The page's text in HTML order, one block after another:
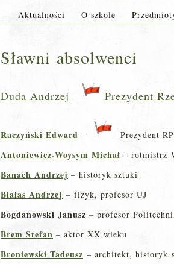
Aktualności O szkole
Sławni absolwenci
Duda Andrzej Prezydent
Raczyński Edward – Prezydent
Antoniewicz-Woysym Michał – rotmistrz
Banach Andrzej – historyk sztuki
Białas Andrzej – fizyk, profesor UJ
Bogdanowski Janusz – profesor
Brem Stefan – aktor XX wieku
Broniewski Tadeusz – architekt, historyk